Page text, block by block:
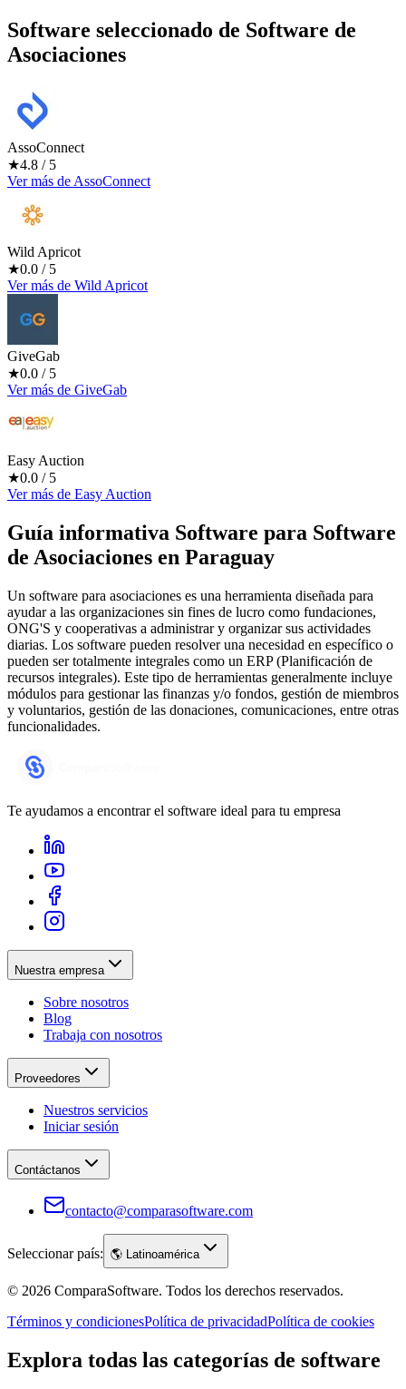
Software seleccionado de Software de
Asociaciones
AssoConnect
★4.8 / 5
Ver más de AssoConnect
Wild Apricot
★0.0 / 5
Ver más de Wild Apricot
GiveGab
★0.0 / 5
Ver más de GiveGab
Easy Auction
★0.0 / 5
Ver más de Easy Auction
Guía informativa Software para Software
de Asociaciones en Paraguay
Un software para asociaciones es una herramienta diseñada para
ayudar a las organizaciones sin fines de lucro como fundaciones,
ONG'S y cooperativas a administrar y organizar sus actividades
diarias. Los software pueden resolver una necesidad en específico o
pueden ser totalmente integrales como un ERP (Planificación de
recursos integrales). Este tipo de herramientas generalmente incluye
módulos para gestionar las finanzas y/o fondos, gestión de miembros
y voluntarios, gestión de las donaciones, comunicaciones, entre otras
funcionalidades.
Te ayudamos a encontrar el software ideal para tu empresa
Nuestra empresa
Sobre nosotros
Blog
Trabaja con nosotros
Proveedores
Nuestros servicios
Iniciar sesión
Contáctanos
contacto@comparasoftware.com
Seleccionar país: 🌎 Latinoamérica
© 2026 ComparaSoftware. Todos los derechos reservados.
Términos y condicionesPolítica de privacidadPolítica de cookies
Explora todas las categorías de software